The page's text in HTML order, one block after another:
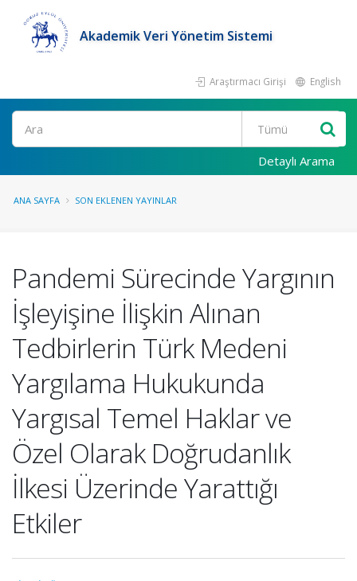
Akademik Veri Yönetim Sistemi
Araştırmacı Girişi English
Ara
Detaylı Arama
ANA SAYFA SON EKLENEN YAYINLAR
Pandemi Sürecinde Yargının
İşleyişine İlişkin Alınan
Tedbirlerin Türk Medeni
Yargılama Hukukunda
Yargısal Temel Haklar ve
Özel Olarak Doğrudanlık
İlkesi Üzerinde Yarattığı
Etkiler